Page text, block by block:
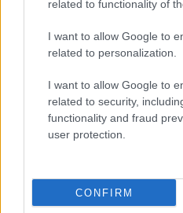
related to functionality of
I want to allow Google to
related to personalization.
I want to allow Google to
related to security,
functionality and fraud
user protection.
CONFIRM
Nome
Eureka Bridged PAX
(PAXG)
Kinza Babylon Staked
BTC
Steakhouse EURCV